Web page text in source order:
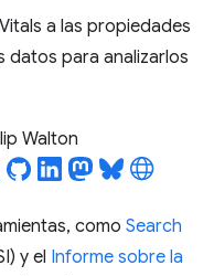
a las propiedades
datos para analizarlos
Walton
como Search
y el Informe sobre la